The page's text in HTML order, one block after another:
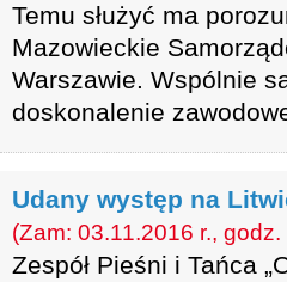
Temu służyć ma
Mazowieckie
Warszawie. Wspólnie
doskonalenie
Udany występ na
(Zam: 03.11.2016 r., godz.
Zespół Pieśni i Tańca